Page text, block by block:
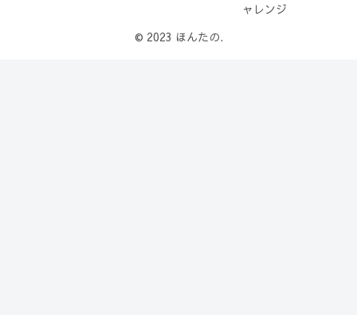
ャレンジ
© 2023 ほんたの.